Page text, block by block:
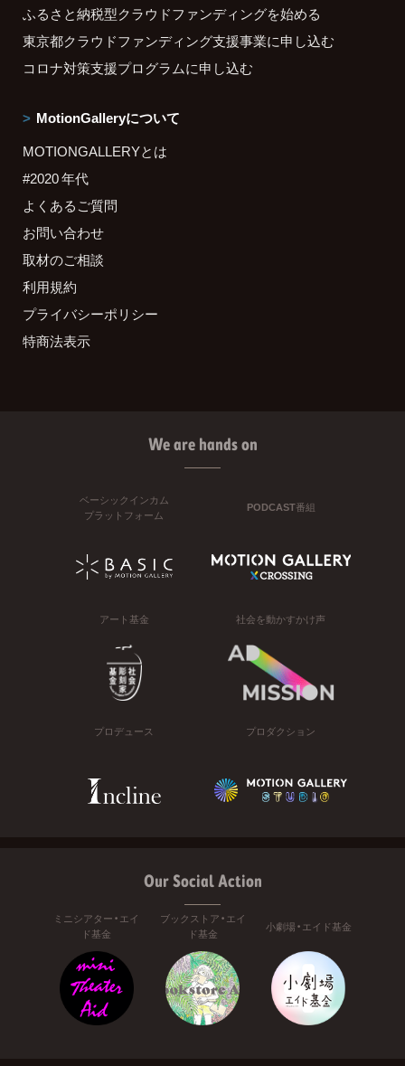
ふるさと納税型クラウドファンディングを始める
東京都クラウドファンディング支援事業に申し込む
コロナ対策支援プログラムに申し込む
MotionGalleryについて
MOTIONGALLERYとは
#2020 年代
よくあるご質問
お問い合わせ
取材のご相談
利用規約
プライバシーポリシー
特商法表示
We are hands on
ベーシックインカム
プラットフォーム
PODCAST番組
アート基金 社会を動かすかけ声
プロデュース プロダクション
Our Social Action
ミニシアター・エイ
ド基金
ブックストア・エイ
ド基金
小劇場・エイド基金